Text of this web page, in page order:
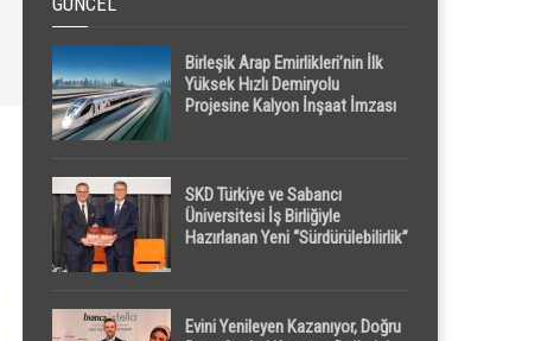
Birleşik Arap Emirlikleri’nin İlk
Yüksek Hızlı Demiryolu
Projesine Kalyon İnşaat İmzası
SKD Türkiye ve Sabancı
Üniversitesi İş Birliğiyle
Hazırlanan Yeni “Sürdürülebilirlik”
Evini Yenileyen Kazanıyor, Doğru